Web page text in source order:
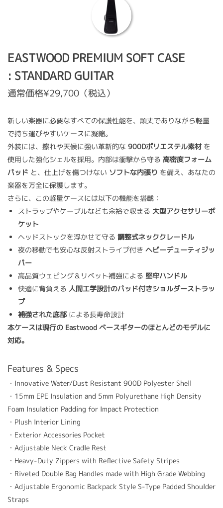
EASTWOOD PREMIUM SOFT CASE
: STANDARD GUITAR
通常価格¥29,700（税込）
新しい楽器に必要なすべての保護性能を、頑丈でありながら軽量
で持ち運びやすいケースに凝縮。
外装には、擦れや天候に強い革新的な 900Dポリエステル素材 を
使用した強化シェルを採用。内部は衝撃から守る 高密度フォーム
パッド と、仕上げを傷つけない ソフトな内張り を備え、あなたの
楽器を万全に保護します。
さらに、この軽量ケースには以下の機能を搭載：
ストラップやケーブルなども余裕で収まる 大型アクセサリーポ
ケット
ヘッドストックを浮かせて守る 調整式ネッククレードル
夜の移動でも安心な反射ストライプ付き ヘビーデューティジッ
パー
高品質ウェビング＆リベット補強による 堅牢ハンドル
快適に背負える 人間工学設計のパッド付きショルダーストラッ
プ
補強された底部 による長寿命設計
本ケースは現行の Eastwood ベースギターのほとんどのモデルに
対応。
Features & Specs
・Innovative Water/Dust Resistant 900D Polyester Shell
・15mm EPE Insulation and 5mm Polyurethane High Density
Foam Insulation Padding for Impact Protection
・Plush Interior Lining
・Exterior Accessories Pocket
・Adjustable Neck Cradle Rest
・Heavy-Duty Zippers with Reflective Safety Stripes
・Riveted Double Bag Handles made with High Grade Webbing
・Adjustable Ergonomic Backpack Style S-Type Padded Shoulder
Straps